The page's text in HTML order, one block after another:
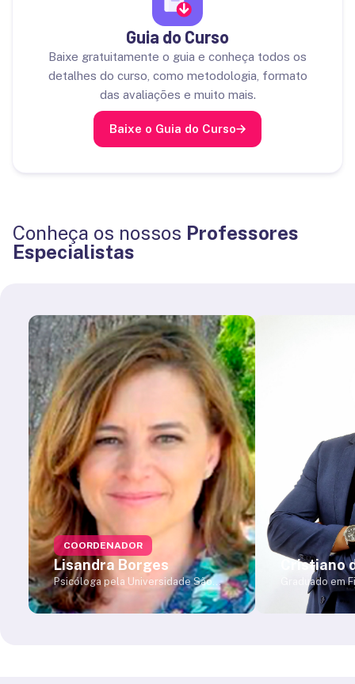
Guia do Curso
Baixe gratuitamente o guia e conheça todos os
detalhes do curso, como metodologia, formato
das avaliações e muito mais.
Baixe o Guia do Curso
Conheça os nossos Professores
Especialistas
COORDENADOR
Lisandra Borges
Psicóloga pela Universidade São
Francisco Especialista em
Psicopedagogia Mestra e Doutora
Cristiano
Graduado em
Universidade
possui